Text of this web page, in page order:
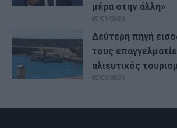
μέρα στην άλλη»
09/08/2026
Δεύτερη πηγή
τους
αλιευτικός
09/08/2026